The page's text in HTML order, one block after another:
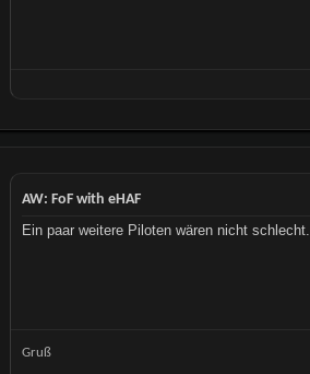
AW: FoF with eHAF
Ein paar weitere Piloten wären nicht schlecht.
Gruß